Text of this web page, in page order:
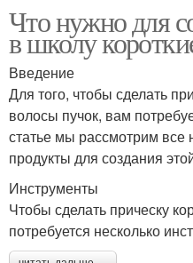
Что нужно для
в школу
Введение
Для того, чтобы сделать
волосы пучок, вам
статье мы рассмотрим
продукты для создания
Инструменты
Чтобы сделать прическу
потребуется несколько